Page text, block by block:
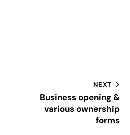
NEXT
Business opening &
various ownership
forms